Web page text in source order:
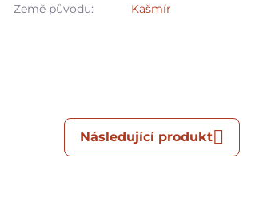
Země původu: Kašmír
Následující produkt